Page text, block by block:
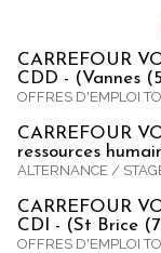
CARREFOUR
CDD - (Vannes
OFFRES D'EMPLOI
CARREFOUR
ressources
ALTERNANCE /
CARREFOUR
CDI - (St Brice
OFFRES D'EMPLOI